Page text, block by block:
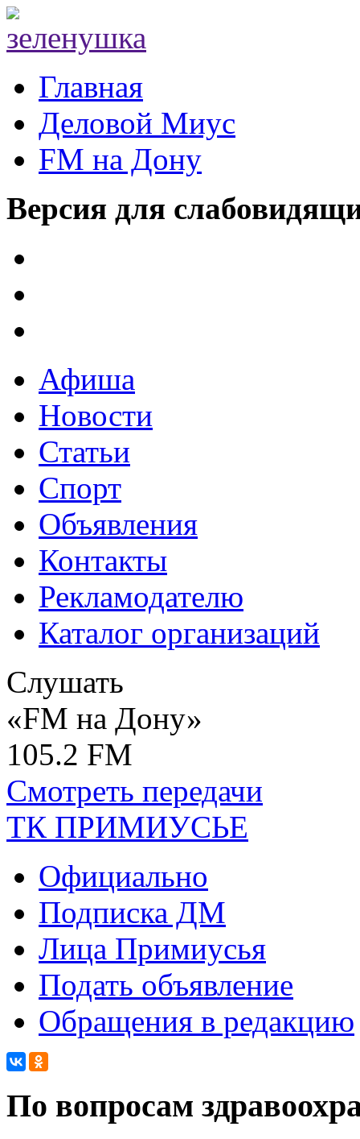
Главная
Деловой Миус
FM на Дону
Версия для
Афиша
Новости
Статьи
Спорт
Объявления
Контакты
Рекламодателю
Каталог организаций
Слушать
«FM на Дону»
105.2 FM
Смотреть передачи
ТК ПРИМИУСЬЕ
Официально
Подписка ДМ
Лица Примиусья
Подать объявление
Обращения в редакцию
По вопросам